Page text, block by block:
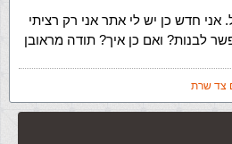
אני חדש כן יש לי אתר אני רק רציתי
לבנות? ואם כן איך? תודה מראובן
צד שרת